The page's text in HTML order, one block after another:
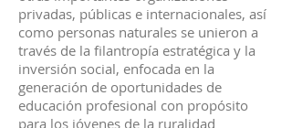
privadas, públicas e internacionales, así
como personas naturales se unieron a
través de la filantropía estratégica y la
inversión social, enfocada en la
generación de oportunidades de
educación profesional con propósito
para los jóvenes de la ruralidad